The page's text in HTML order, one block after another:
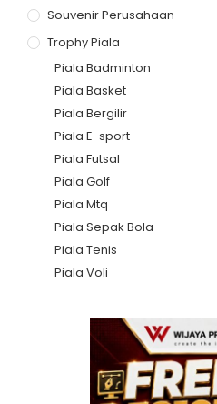
Souvenir Perusahaan
Trophy Piala
Piala Badminton
Piala Basket
Piala Bergilir
Piala E-sport
Piala Futsal
Piala Golf
Piala Mtq
Piala Sepak Bola
Piala Tenis
Piala Voli